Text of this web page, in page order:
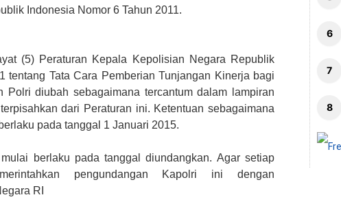
Indonesia Nomor 6 Tahun 2011.
(5) Peraturan Kepala Kepolisian Negara Republik
tentang Tata Cara Pemberian Tunjangan Kinerja bagi
Polri diubah sebagaimana tercantum dalam lampiran
dari Peraturan ini. Ketentuan sebagaimana
pada tanggal 1 Januari 2015.
berlaku pada tanggal diundangkan. Agar setiap
pengundangan Kapolri ini dengan
RI